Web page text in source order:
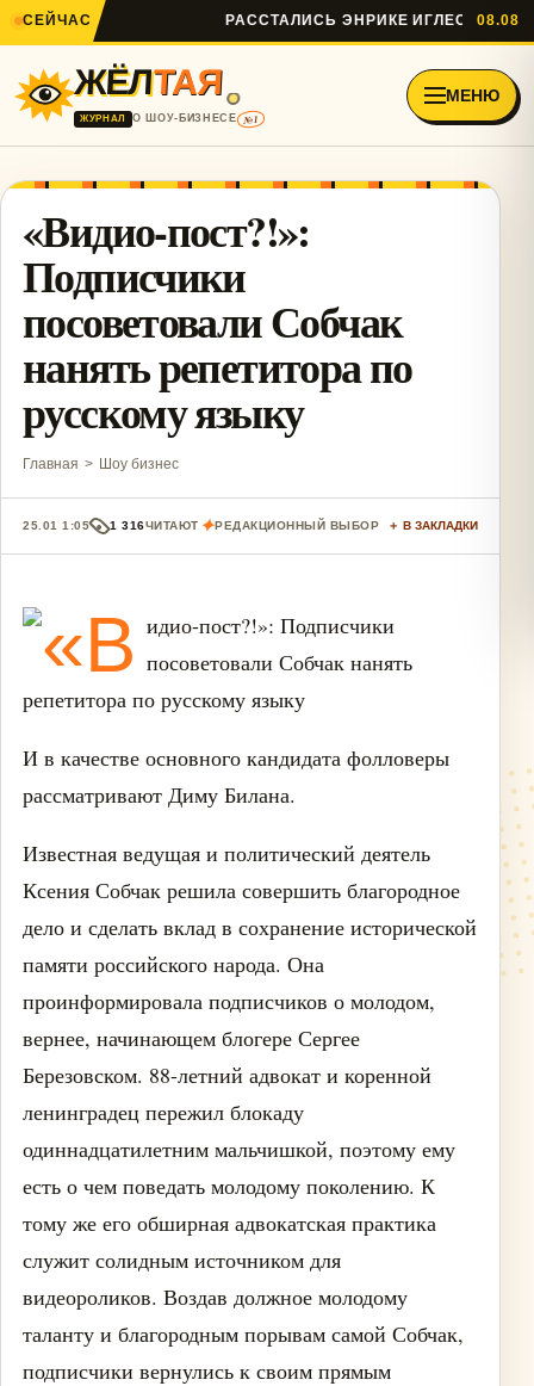
СЕЙЧАС РАССТАЛИСЬ ЭНРИКЕ ИГЛЕСИАС И08.08
ЖЁЛТАЯ
ЖУРНАЛ О ШОУ-БИЗНЕСЕ №1
МЕНЮ
«Видио-пост?!»:
Подписчики
посоветовали Собчак
нанять репетитора по
русскому языку
Главная > Шоу бизнес
25.01 1:05 1 316ЧИТАЮТ ✦РЕДАКЦИОННЫЙ ВЫБОР ＋ В ЗАКЛАДКИ
И в качестве основного кандидата фолловеры
рассматривают Диму Билана.
Известная ведущая и политический деятель
Ксения Собчак решила совершить благородное
дело и сделать вклад в сохранение исторической
памяти российского народа. Она
проинформировала подписчиков о молодом,
вернее, начинающем блогере Сергее
Березовском. 88-летний адвокат и коренной
ленинградец пережил блокаду
одиннадцатилетним мальчишкой, поэтому ему
есть о чем поведать молодому поколению. К
тому же его обширная адвокатская практика
служит солидным источником для
видеороликов. Воздав должное молодому
таланту и благородным порывам самой Собчак,
подписчики вернулись к своим прямым